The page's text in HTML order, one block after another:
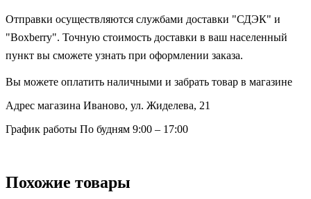
Отправки осуществляются службами доставки "СДЭК" и
"Boxberry". Точную стоимость доставки в ваш населенный
пункт вы сможете узнать при оформлении заказа.
Вы можете оплатить наличными и забрать товар в магазине
Адрес магазина Иваново, ул. Жиделева, 21
График работы По будням 9:00 – 17:00
Похожие товары